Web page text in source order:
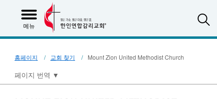
메뉴
홈페이지 교회 찾기 Mount Zion United Methodist Church
페이지 번역 ▼